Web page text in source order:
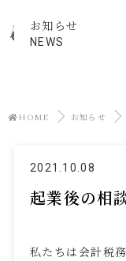
お知らせ
NEWS
HOME お知らせ
2021.10.08
起業後の相
私たちは会計税